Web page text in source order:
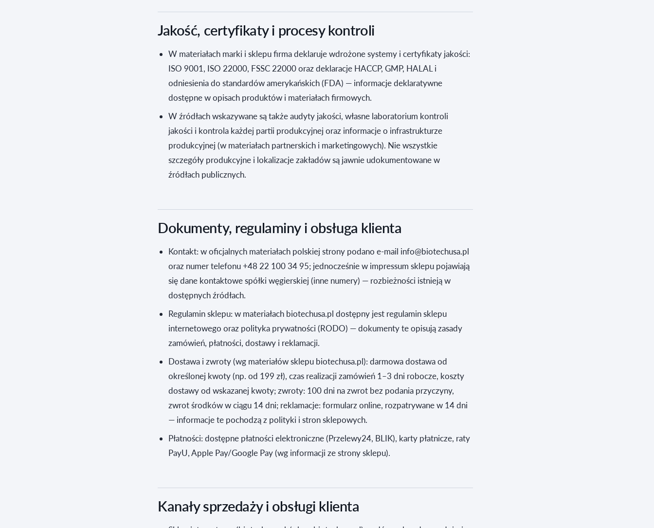
Jakość, certyfikaty i procesy kontroli
W materiałach marki i sklepu firma deklaruje wdrożone systemy i certyfikaty jakości:
ISO 9001, ISO 22000, FSSC 22000 oraz deklaracje HACCP, GMP, HALAL i
odniesienia do standardów amerykańskich (FDA) — informacje deklaratywne
dostępne w opisach produktów i materiałach firmowych.
W źródłach wskazywane są także audyty jakości, własne laboratorium kontroli
jakości i kontrola każdej partii produkcyjnej oraz informacje o infrastrukturze
produkcyjnej (w materiałach partnerskich i marketingowych). Nie wszystkie
szczegóły produkcyjne i lokalizacje zakładów są jawnie udokumentowane w
źródłach publicznych.
Dokumenty, regulaminy i obsługa klienta
Kontakt: w oficjalnych materiałach polskiej strony podano e-mail info@biotechusa.pl
oraz numer telefonu +48 22 100 34 95; jednocześnie w impressum sklepu pojawiają
się dane kontaktowe spółki węgierskiej (inne numery) — rozbieżności istnieją w
dostępnych źródłach.
Regulamin sklepu: w materiałach biotechusa.pl dostępny jest regulamin sklepu
internetowego oraz polityka prywatności (RODO) — dokumenty te opisują zasady
zamówień, płatności, dostawy i reklamacji.
Dostawa i zwroty (wg materiałów sklepu biotechusa.pl): darmowa dostawa od
określonej kwoty (np. od 199 zł), czas realizacji zamówień 1–3 dni robocze, koszty
dostawy od wskazanej kwoty; zwroty: 100 dni na zwrot bez podania przyczyny,
zwrot środków w ciągu 14 dni; reklamacje: formularz online, rozpatrywane w 14 dni
— informacje te pochodzą z polityki i stron sklepowych.
Płatności: dostępne płatności elektroniczne (Przelewy24, BLIK), karty płatnicze, raty
PayU, Apple Pay/Google Pay (wg informacji ze strony sklepu).
Kanały sprzedaży i obsługi klienta